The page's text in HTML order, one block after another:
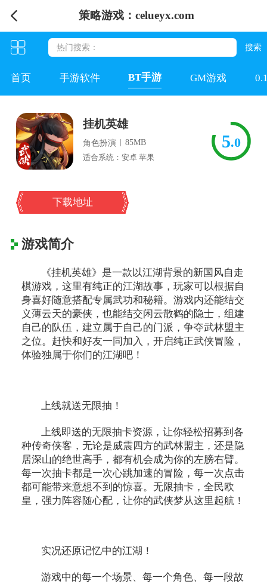
策略游戏：celueyx.com
首页 手游软件 BT手游 GM游戏
挂机英雄
角色扮演 |85MB
适合系统：安卓 苹果
5.0
下载地址
游戏简介
《挂机英雄》是一款以江湖背景的新国风自走
棋游戏，这里有纯正的江湖故事，玩家可以根据自
身喜好随意搭配专属武功和秘籍。游戏内还能结交
义薄云天的豪侠，也能结交闲云散鹤的隐士，组建
自己的队伍，建立属于自己的门派，争夺武林盟主
之位。赶快和好友一同加入，开启纯正武侠冒险，
体验独属于你们的江湖吧！
上线就送无限抽！
上线即送的无限抽卡资源，让你轻松招募到各
种传奇侠客，无论是威震四方的武林盟主，还是隐
居深山的绝世高手，都有机会成为你的左膀右臂。
每一次抽卡都是一次心跳加速的冒险，每一次点击
都可能带来意想不到的惊喜。无限抽卡，全民欧
皇，强力阵容随心配，让你的武侠梦从这里起航！
实况还原记忆中的江湖！
游戏中的每一个场景、每一个角色、每一段故